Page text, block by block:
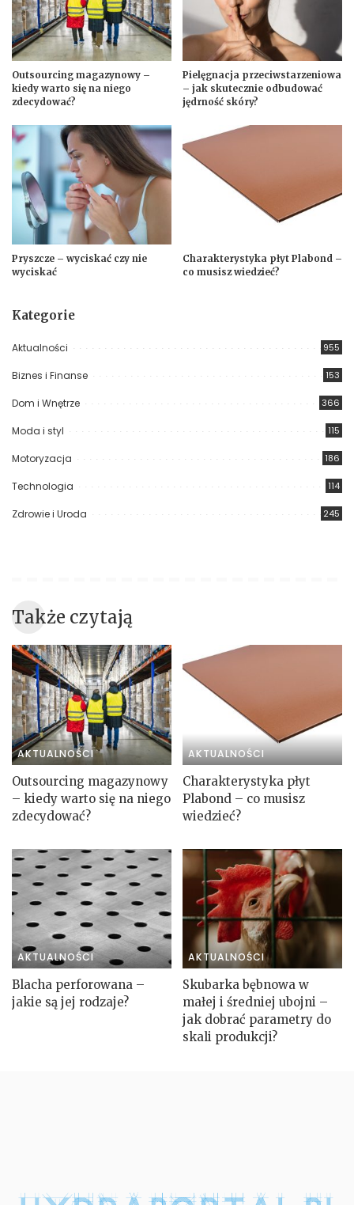
Outsourcing magazynowy –
kiedy warto się na niego
zdecydować?
Pielęgnacja przeciwstarzeniowa
– jak skutecznie odbudować
jędrność skóry?
Pryszcze – wyciskać czy nie
wyciskać
Charakterystyka płyt Plabond –
co musisz wiedzieć?
Kategorie
Aktualności 955
Biznes i Finanse 153
Dom i Wnętrze 366
Moda i styl 115
Motoryzacja 186
Technologia 114
Zdrowie i Uroda 245
Także czytają
AKTUALNOŚCI
Outsourcing magazynowy
– kiedy warto się na niego
zdecydować?
AKTUALNOŚCI
Charakterystyka płyt
Plabond – co musisz
wiedzieć?
AKTUALNOŚCI
Blacha perforowana –
jakie są jej rodzaje?
AKTUALNOŚCI
Skubarka bębnowa w
małej i średniej ubojni –
jak dobrać parametry do
skali produkcji?